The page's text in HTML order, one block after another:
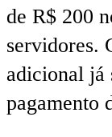
de R$ 200
servidores.
adicional já
pagamento